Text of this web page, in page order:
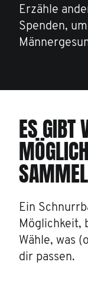
Erzähle
Spenden,
ES GIBT
Ein
Möglichkeit,
Wähle, was
dir passen.